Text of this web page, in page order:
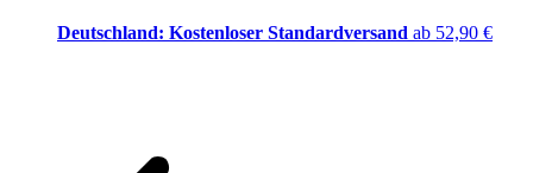
Deutschland: Kostenloser Standardversand ab 52,90 €